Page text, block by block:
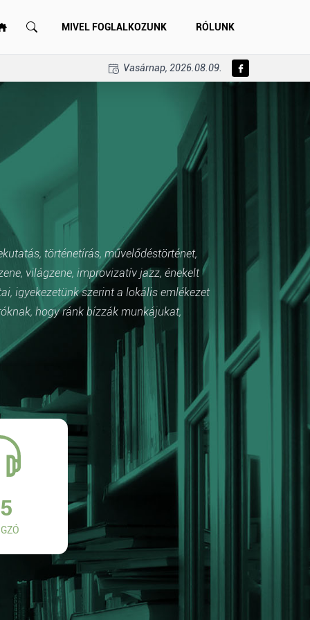
MIVEL FOGLALKOZUNK RÓLUNK
Vasárnap, 2026.08.09.
történetírás, művelődéstörténet,
világzene, improvizatív jazz, énekelt
igyekezetünk szerint a lokális emlékezet
hogy ránk bízzák munkájukat,